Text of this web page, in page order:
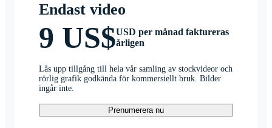
Endast video
9 US$USD per månad faktureras
årligen
Lås upp tillgång till hela vår samling av stockvideor och
rörlig grafik godkända för kommersiellt bruk. Bilder
ingår inte.
Prenumerera nu